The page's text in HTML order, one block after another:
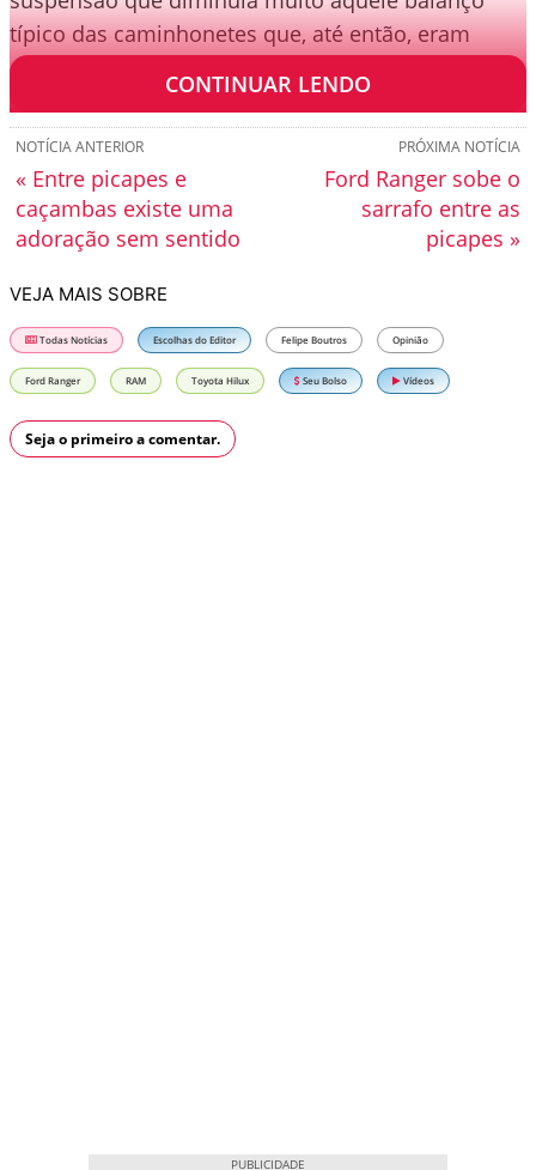
típico das caminhonetes que, até então, eram
quase em sua totalidade voltada para o trabalho.
CONTINUAR LENDO
PRÓXIMA NOTÍCIA
Ford Ranger sobe o
sarrafo entre as
picapes »
NOTÍCIA ANTERIOR
« Entre picapes e
caçambas existe uma
adoração sem sentido
VEJA MAIS SOBRE
Todas Notícias Escolhas do Editor Felipe Boutros Opinião
Ford Ranger RAM Toyota Hilux Seu Bolso Vídeos
Seja o primeiro a comentar.